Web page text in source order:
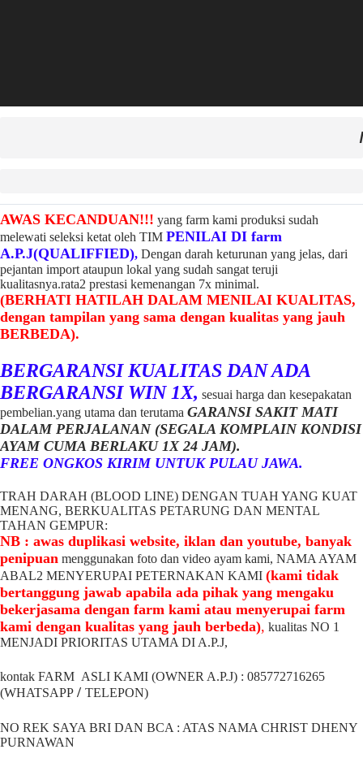
AWAS KECANDUAN!!! yang farm kami produksi sudah
melewati seleksi ketat oleh TIM PENILAI DI farm
A.P.J(QUALIFFIED), Dengan darah keturunan yang jelas, dari
pejantan import ataupun lokal yang sudah sangat teruji
kualitasnya.rata2 prestasi kemenangan 7x minimal.
(BERHATI HATILAH DALAM MENILAI KUALITAS,
dengan tampilan yang sama dengan kualitas yang jauh
BERBEDA).
BERGARANSI KUALITAS DAN ADA
BERGARANSI WIN 1X, sesuai harga dan kesepakatan
pembelian.yang utama dan terutama GARANSI SAKIT MATI
DALAM PERJALANAN (SEGALA KOMPLAIN KONDISI
AYAM CUMA BERLAKU 1X 24 JAM).
FREE ONGKOS KIRIM UNTUK PULAU JAWA.
TRAH DARAH (BLOOD LINE) DENGAN TUAH YANG KUAT
MENANG, BERKUALITAS PETARUNG DAN MENTAL
TAHAN GEMPUR:
NB : awas duplikasi website, iklan dan youtube, banyak
penipuan menggunakan foto dan video ayam kami, NAMA AYAM
ABAL2 MENYERUPAI PETERNAKAN KAMI (kami tidak
bertanggung jawab apabila ada pihak yang mengaku
bekerjasama dengan farm kami atau menyerupai farm
kami dengan kualitas yang jauh berbeda), kualitas NO 1
MENJADI PRIORITAS UTAMA DI A.P.J,
kontak FARM ASLI KAMI (OWNER A.P.J) : 085772716265
(WHATSAPP / TELEPON)
NO REK SAYA BRI DAN BCA : ATAS NAMA CHRIST DHENY
PURNAWAN